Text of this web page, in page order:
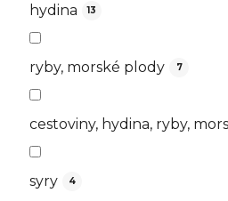
hydina 13
ryby, morské plody 7
cestoviny, hydina, ryby,
syry 4